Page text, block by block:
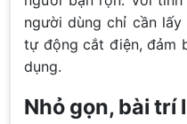
người dùng chỉ cần
tự động cắt điện, đảm
dụng.
Nhỏ gọn, bài trí